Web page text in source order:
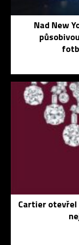
Nad New
Cartier otevřel